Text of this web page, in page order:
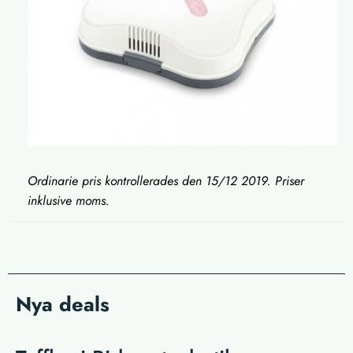
Ordinarie pris kontrollerades den 15/12 2019. Priser
inklusive moms.
Nya deals